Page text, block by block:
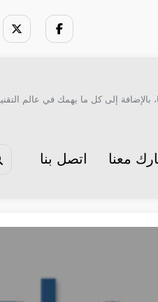
إلى كل ما يهمك في عالم
معنا اتصل بنا